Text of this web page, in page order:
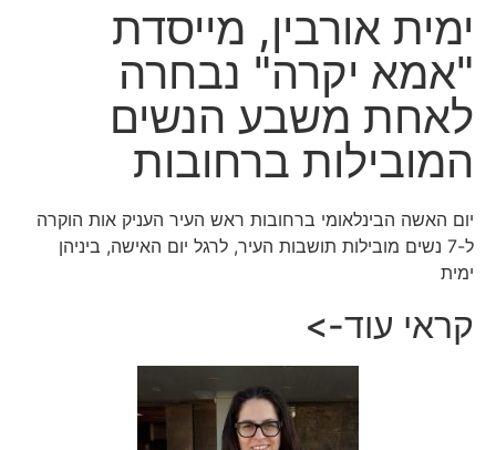
ימית אורבין, מייסדת
"אמא יקרה" נבחרה
לאחת משבע הנשים
המובילות ברחובות
יום האשה הבינלאומי ברחובות ראש העיר העניק אות הוקרה
ל-7 נשים מובילות תושבות העיר, לרגל יום האישה, ביניהן
ימית
קראי עוד->